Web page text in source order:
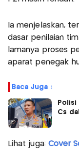
Ia menjelaskan,
dasar penilaian
lamanya proses
aparat penegak
Baca Juga :
Cs
Lihat juga: Cover